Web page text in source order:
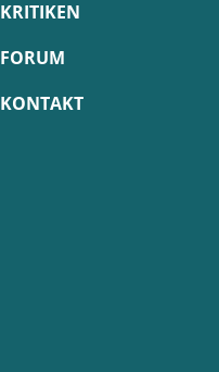
KRITIKEN
FORUM
KONTAKT